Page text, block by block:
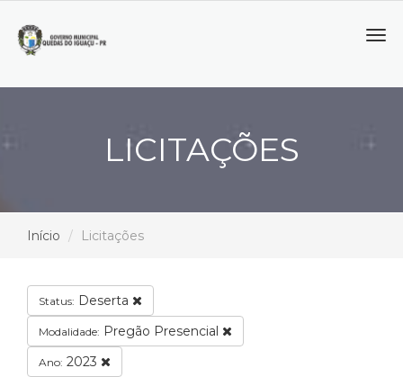
LICITAÇÕES
Início Licitações
Status: Deserta
Modalidade: Pregão Presencial
Ano: 2023